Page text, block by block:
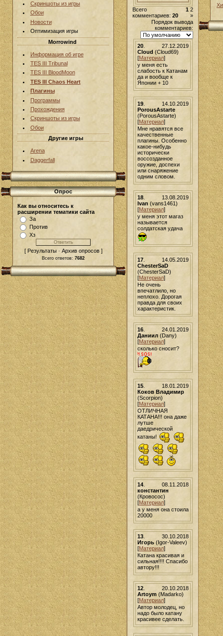
Скриншоты из игры
Обои
Новости
Оптимизация игры
Morrowind
Информация об игре
TES III Tribunal
TES III BloodMoon
TES III Chaos Heart
Плагины
Программы
Прохождения
Скриншоты из игры
Обои
Другие игры
Arena
Daggerfall
Опрос
Как вы относитесь к
расширении тематики сайта
За
Против
Хз
[ Результаты · Архив опросов ]
Всего ответов: 7682
Всего
комментариев: 20
1 2
»
Порядок вывода
комментариев:
27.12.2019
20.
Cloud (Cloud69)
[Материал]
у меня есть
слабость к Катанам
да и вообще к
Японии + 10
14.10.2019
19.
PorousAstarte
(PorousAstarte)
[Материал]
Мне нравятся все
качественные
плагины. Особенно
какое-нибудь
исторически
воссозданное
оружие, доспехи
или снаряжение
одним словом.
13.08.2019
18.
Ivan (vans1461)
[Материал]
у меня этот магаз
называется
солдатская удача
14.05.2019
17.
ChesterSaD
(ChesterSaD)
[Материал]
Не очень
впечатлило, но
неплохо. Дорогая
правда для своих
характеристик.
24.01.2019
16.
Даниил(Dany)
[Материал]
сколько сносит?
18.01.2019
15.
Коков Владимир
(Scorpion)
[Материал]
ОТЛИЧНАЯ
КАТАНА!!! она даже
лутше
даедрической
катаны!
08.11.2018
14.
константин
(Кровосос)
[Материал]
а у меня она стоила
20000
30.10.2018
13.
Игорь(Igor-Valeev)
[Материал]
Катана красивая и
сильная!!!! Спасибо
автору!!!
20.10.2018
12.
Artoym(Madarko)
[Материал]
Автор молодец, но
надо было катану
красивее сделать.